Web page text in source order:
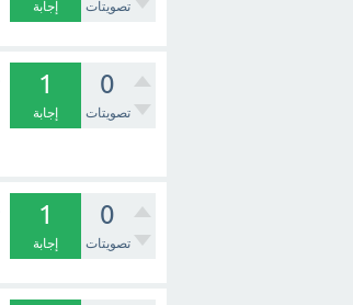
تصويتات إجابة
0
تصويتات
1
إجابة
0
تصويتات
1
إجابة